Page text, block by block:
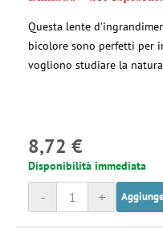
Questa lente
bicolore sono perfetti per
vogliono studiare la
8,72 €
Disponibilità immediata
+
-